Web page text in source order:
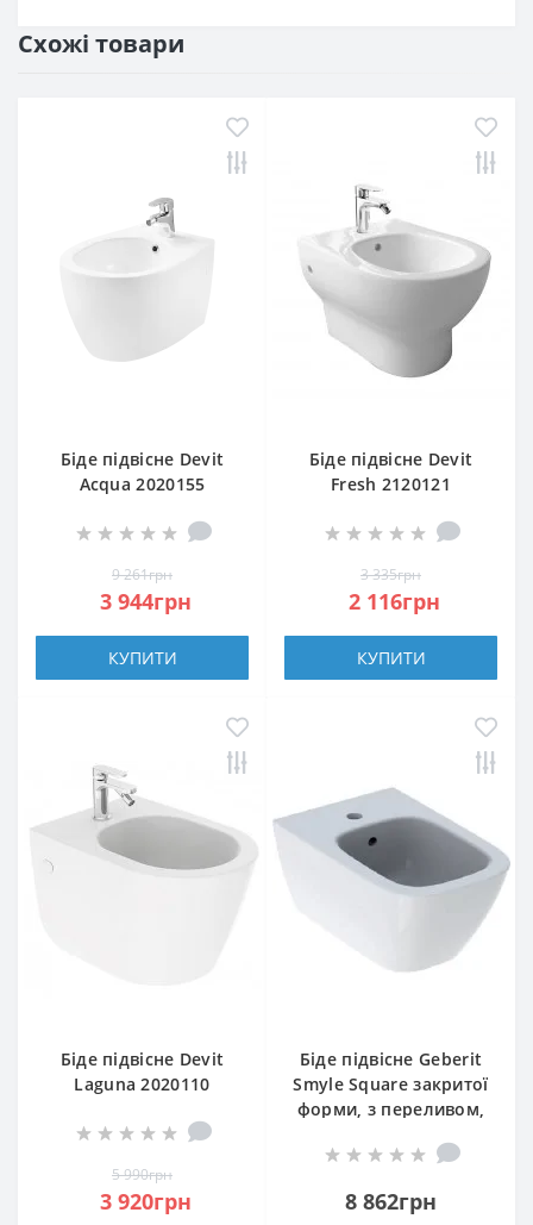
Схожі товари
Біде підвісне Devit
Acqua 2020155
9 261грн
3 944грн
КУПИТИ
Біде підвісне Devit
Fresh 2120121
3 335грн
2 116грн
КУПИТИ
Біде підвісне Devit
Laguna 2020110
5 990грн
3 920грн
Біде підвісне Geberit
Smyle Square закритої
форми, з переливом,
8 862грн